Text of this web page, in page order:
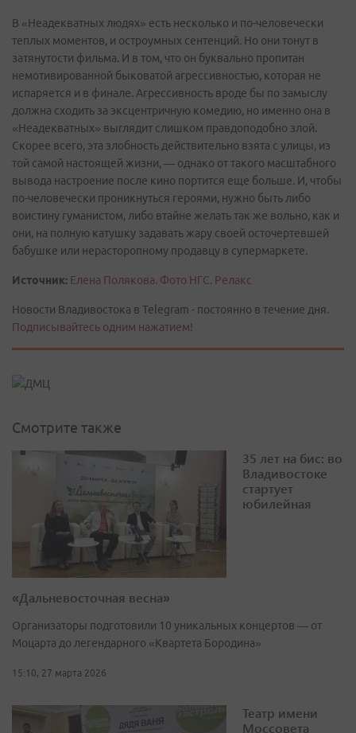
В «Неадекватных людях» есть несколько и по-человечески
теплых моментов, и остроумных сентенций. Но они тонут в
затянутости фильма. И в том, что он буквально пропитан
немотивированной быковатой агрессивностью, которая не
испаряется и в финале. Агрессивность вроде бы по замыслу
должна сходить за эксцентричную комедию, но именно она в
«Неадекватных» выглядит слишком правдоподобно злой.
Скорее всего, эта злобность действительно взята с улицы, из
той самой настоящей жизни, — однако от такого масштабного
вывода настроение после кино портится еще больше. И, чтобы
по-человечески проникнуться героями, нужно быть либо
воистину гуманистом, либо втайне желать так же вольно, как и
они, на полную катушку задавать жару своей осточертевшей
бабушке или нерасторопному продавцу в супермаркете.
Источник: Елена Полякова. Фото НГС. Релакс
Новости Владивостока в Telegram - постоянно в течение дня.
Подписывайтесь одним нажатием!
Смотрите также
35 лет на бис: во
Владивостоке
стартует
юбилейная
«Дальневосточная весна»
Организаторы подготовили 10 уникальных концертов — от
Моцарта до легендарного «Квартета Бородина»
15:10, 27 марта 2026
Театр имени
Моссовета